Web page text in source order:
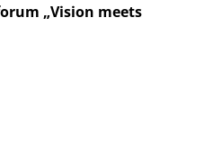
„Vision meets